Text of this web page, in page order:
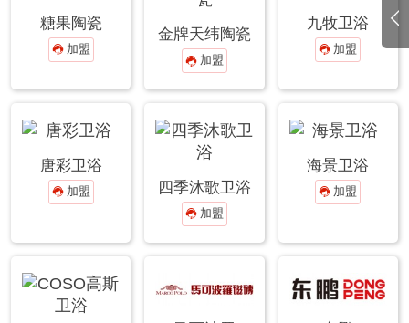
糖果陶瓷
 加盟
金牌天纬陶瓷
 加盟
九牧卫浴
 加盟
唐彩卫浴
 加盟 四季沐歌卫浴
 加盟
海景卫浴
 加盟